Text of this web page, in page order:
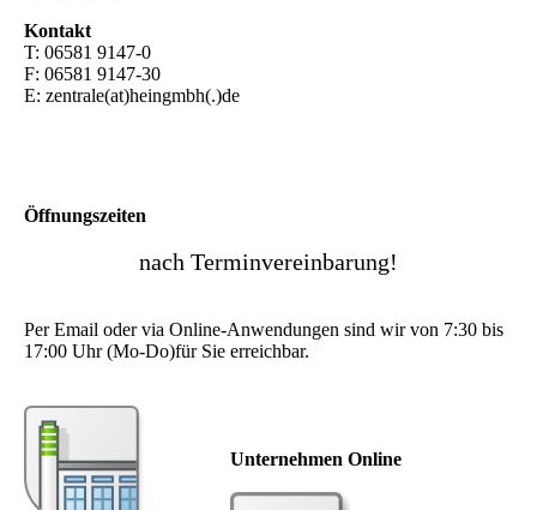
Kontakt
T: 06581 9147-0
F: 06581 9147-30
E: zentrale(at)heingmbh(.)de
Öffnungszeiten
nach Terminvereinbarung!
Per Email oder via Online-Anwendungen sind wir von 7:30 bis
17:00 Uhr (Mo-Do)für Sie erreichbar.
Unternehmen Online